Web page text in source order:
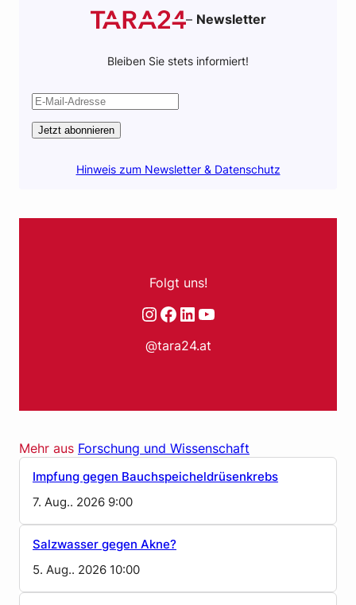
– Newsletter
Bleiben Sie stets informiert!
Jetzt abonnieren
Hinweis zum Newsletter & Datenschutz
Folgt uns!
Instagram
Facebook
LinkedIn
YouTube
@tara24.at
Mehr aus Forschung und Wissenschaft
Impfung gegen Bauchspeicheldrüsenkrebs
7. Aug.. 2026 9:00
Salzwasser gegen Akne?
5. Aug.. 2026 10:00